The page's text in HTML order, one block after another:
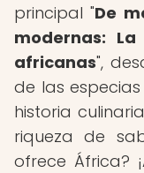
principal "De
modernas:
africanas",
de las
historia
riqueza de
ofrece África?